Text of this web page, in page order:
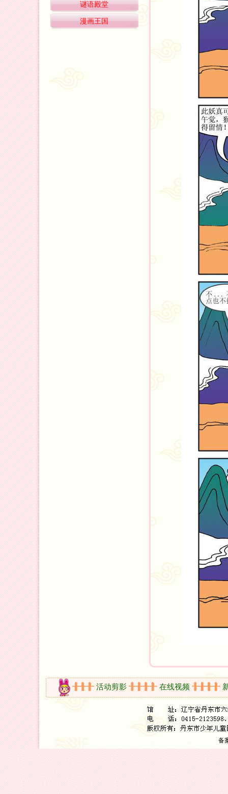
谜语殿堂
漫画王国
开放时间 活动剪影 在线视频 新书
备